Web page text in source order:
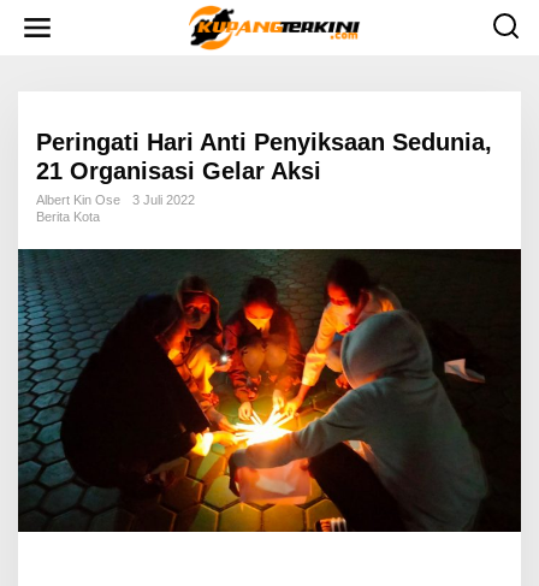
Peringati Hari Anti Penyiksaan Sedunia,
21 Organisasi Gelar Aksi
Albert Kin Ose
3 Juli 2022
Berita Kota